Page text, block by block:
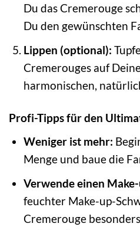
Du das Cremerouge
Du den gewünschten
Lippen (optional):
Cremerouges auf
harmonischen,
Profi-Tipps für den
Weniger ist mehr:
Menge und baue die
Verwende einen
feuchter Make-up-
Cremerouge